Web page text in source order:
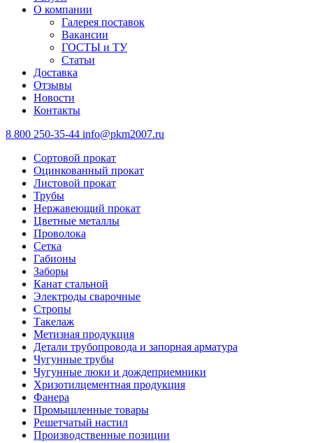
О компании
Галерея поставок
Вакансии
ГОСТЫ и ТУ
Статьи
Доставка
Отзывы
Новости
Контакты
8 800 250-35-44 info@pkm2007.ru
Сортовой прокат
Оцинкованный прокат
Листовой прокат
Трубы
Нержавеющий прокат
Цветные металлы
Проволока
Сетка
Габионы
Заборы
Канат стальной
Электроды сварочные
Стропы
Такелаж
Метизная продукция
Детали трубопровода и запорная арматура
Чугунные трубы
Чугунные люки и дождеприемники
Хризотилцементная продукция
Фанера
Промышленные товары
Решетчатый настил
Производственные позиции